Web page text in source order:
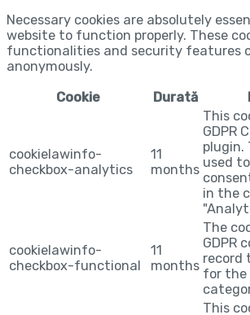
Necessary cookies are absolutely
website to function properly. These
functionalities and security features
anonymously.
Cookie Durată
cookielawinfo-
checkbox-analytics
11
months
This
GDPR
plugin.
used
in the
cookielawinfo-
checkbox-functional
11
months
The
GDPR
record
for the
This